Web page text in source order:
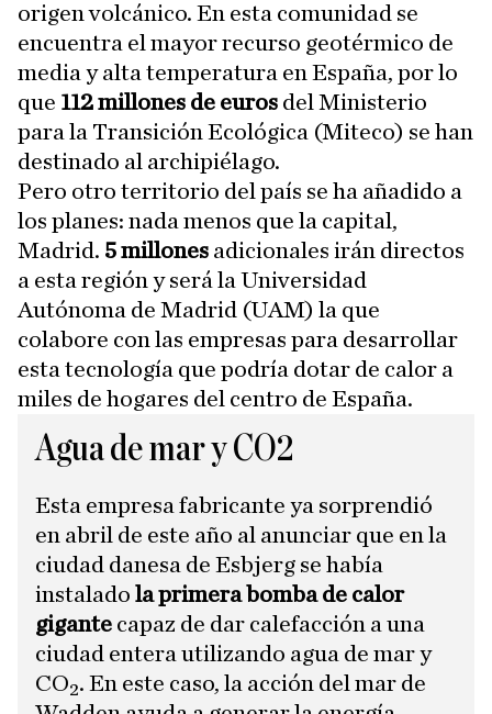
origen volcánico. En esta comunidad se
encuentra el mayor recurso geotérmico de
media y alta temperatura en España, por lo
que 112 millones de euros del Ministerio
para la Transición Ecológica (Miteco) se han
destinado al archipiélago.
Pero otro territorio del país se ha añadido a
los planes: nada menos que la capital,
Madrid. 5 millones adicionales irán directos
a esta región y será la Universidad
Autónoma de Madrid (UAM) la que
colabore con las empresas para desarrollar
esta tecnología que podría dotar de calor a
miles de hogares del centro de España.
Agua de mar y CO2
Esta empresa fabricante ya sorprendió
en abril de este año al anunciar que en la
ciudad danesa de Esbjerg se había
instalado la primera bomba de calor
gigante capaz de dar calefacción a una
ciudad entera utilizando agua de mar y
CO₂. En este caso, la acción del mar de